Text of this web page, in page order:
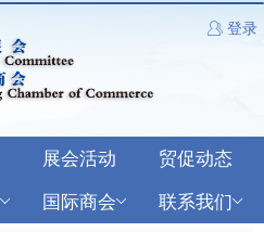
登录
展会活动
贸促动态
国际商会 联系我们